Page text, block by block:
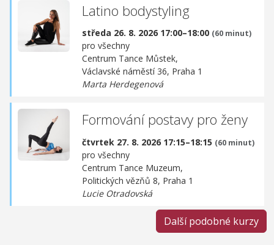
Latino bodystyling
středa 26. 8. 2026 17:00–18:00 (60 minut)
pro všechny
Centrum Tance Můstek,
Václavské náměstí 36, Praha 1
Marta Herdegenová
Formování postavy pro ženy
čtvrtek 27. 8. 2026 17:15–18:15 (60 minut)
pro všechny
Centrum Tance Muzeum,
Politických vězňů 8, Praha 1
Lucie Otradovská
Další podobné kurzy